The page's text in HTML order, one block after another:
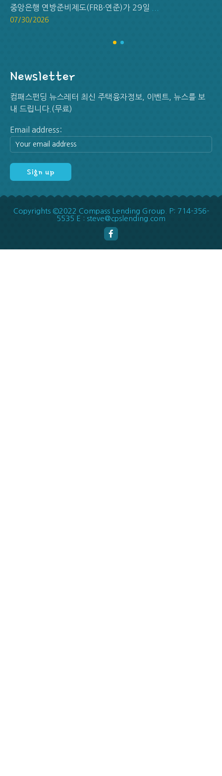
중앙은행 연방준비제도(FRB·연준)가 29일
07/30/2026
Newsletter
컴패스펀딩 뉴스레터 최신 주택융자정보, 이벤트, 뉴스를 보
내 드립니다.(무료)
Email address:
Copyrights ©2022 Compass Lending Group. P: 714-356-
5535 E : steve@cpslending.com